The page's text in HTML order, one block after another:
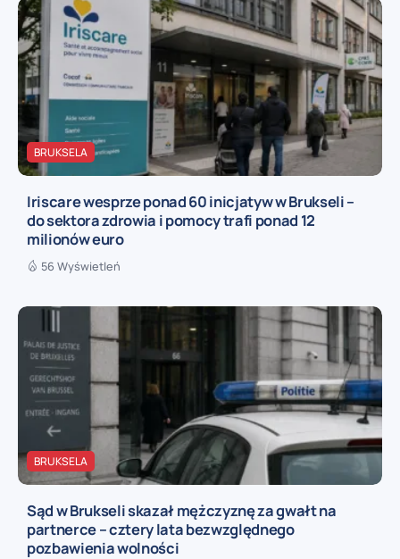
BRUKSELA
Iriscare wesprze ponad 60 inicjatyw w Brukseli –
do sektora zdrowia i pomocy trafi ponad 12
milionów euro
56 Wyświetleń
BRUKSELA
Sąd w Brukseli skazał mężczyznę za gwałt na
partnerce – cztery lata bezwzględnego
pozbawienia wolności